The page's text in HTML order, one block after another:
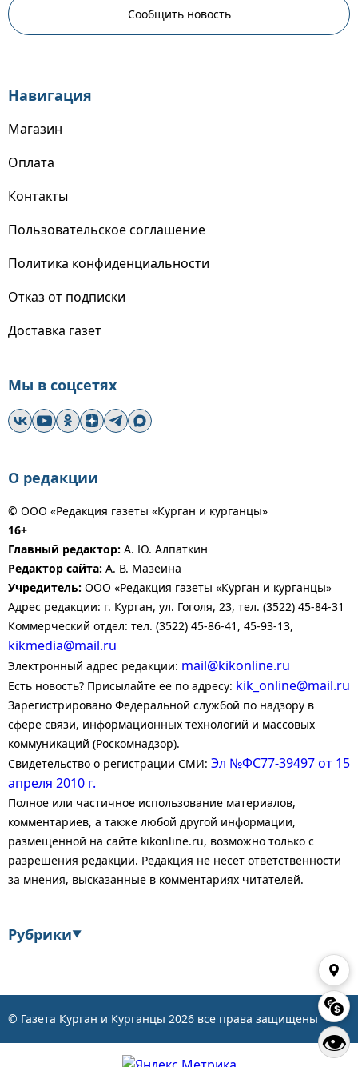
👁
Сообщить новость
Навигация
Магазин
Оплата
Контакты
Пользовательское соглашение
Политика конфиденциальности
Отказ от подписки
Доставка газет
Мы в соцсетях
О редакции
© ООО «Редакция газеты «Курган и курганцы»
16+
Главный редактор: А. Ю. Алпаткин
Редактор сайта: А. В. Мазеина
Учредитель: ООО «Редакция газеты «Курган и курганцы»
Адрес редакции: г. Курган, ул. Гоголя, 23, тел. (3522) 45-84-31
Коммерческий отдел: тел. (3522) 45-86-41, 45-93-13,
kikmedia@mail.ru
Электронный адрес редакции: mail@kikonline.ru
Есть новость? Присылайте ее по адресу: kik_online@mail.ru
Зарегистрировано Федеральной службой по надзору в
сфере связи, информационных технологий и массовых
коммуникаций (Роскомнадзор).
Свидетельство о регистрации СМИ: Эл №ФС77-39497 от 15
апреля 2010 г.
Полное или частичное использование материалов,
комментариев, а также любой другой информации,
размещенной на сайте kikonline.ru, возможно только с
разрешения редакции. Редакция не несет ответственности
за мнения, высказанные в комментариях читателей.
Рубрики▼
© Газета Курган и Курганцы 2026 все права защищены